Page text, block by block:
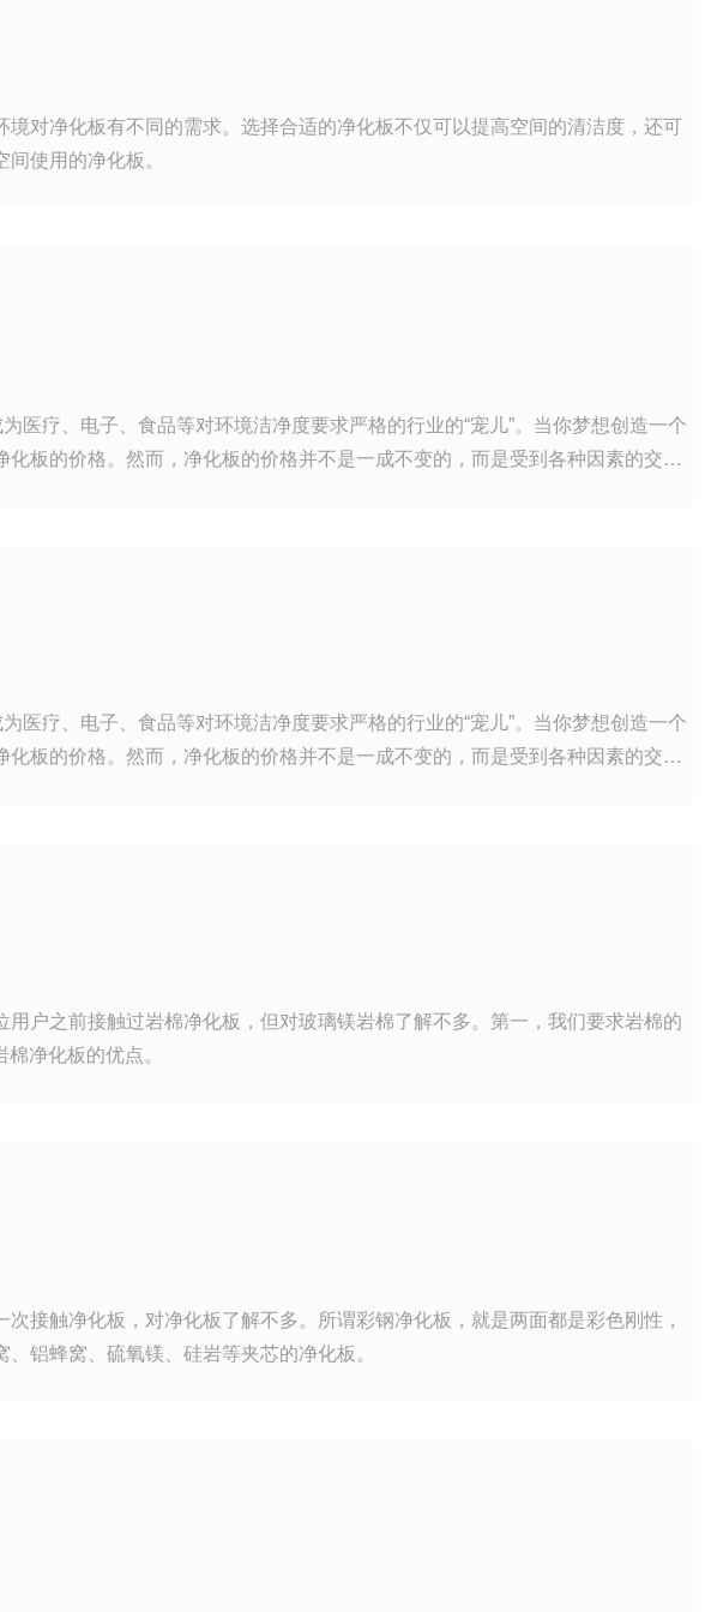
对净化板有不同的需求。选择合适的净化板不仅可以提高空间的清洁度，还可
使用的净化板。
医疗、电子、食品等对环境洁净度要求严格的行业的“宠儿”。当你梦想创造一个
板的价格。然而，净化板的价格并不是一成不变的，而是受到各种因素的交织
医疗、电子、食品等对环境洁净度要求严格的行业的“宠儿”。当你梦想创造一个
板的价格。然而，净化板的价格并不是一成不变的，而是受到各种因素的交织
户之前接触过岩棉净化板，但对玻璃镁岩棉了解不多。第一，我们要求岩棉的
净化板的优点。
接触净化板，对净化板了解不多。所谓彩钢净化板，就是两面都是彩色刚性，
铝蜂窝、硫氧镁、硅岩等夹芯的净化板。